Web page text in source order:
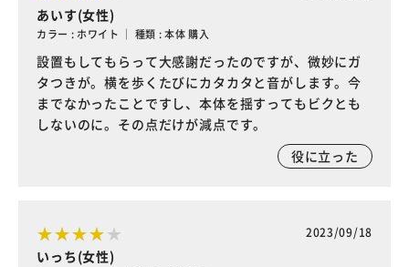
あいす(女性)
カラー : ホワイト ｜ 種類 : 本体 購入
設置もしてもらって大感謝だったのですが、微妙にガ
タつきが。横を歩くたびにカタカタと音がします。今
までなかったことですし、本体を揺すってもビクとも
しないのに。その点だけが減点です。
役に立った
2023/09/18
いっち(女性)